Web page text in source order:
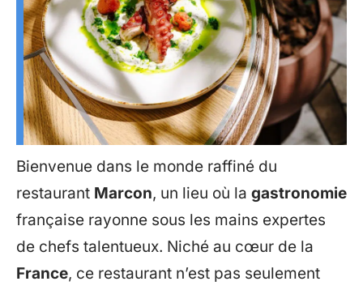
Bienvenue dans le monde raffiné du
restaurant Marcon, un lieu où la gastronomie
française rayonne sous les mains expertes
de chefs talentueux. Niché au cœur de la
France, ce restaurant n’est pas seulement